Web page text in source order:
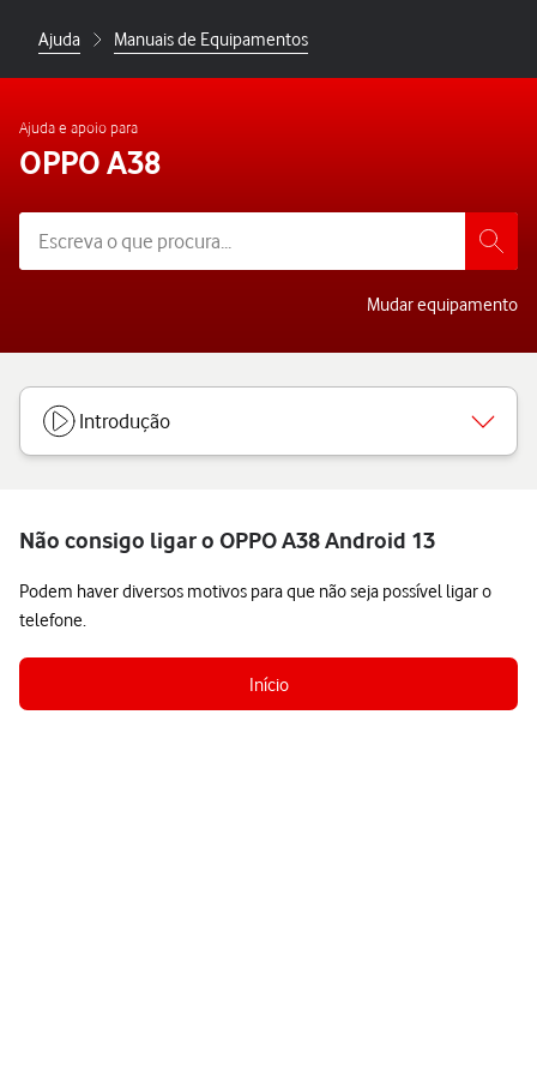
Ajuda Manuais de Equipamentos
Ajuda e apoio para
OPPO A38
Mudar equipamento
Introdução
Não consigo ligar o OPPO A38 Android 13
Podem haver diversos motivos para que não seja possível ligar o
telefone.
Início